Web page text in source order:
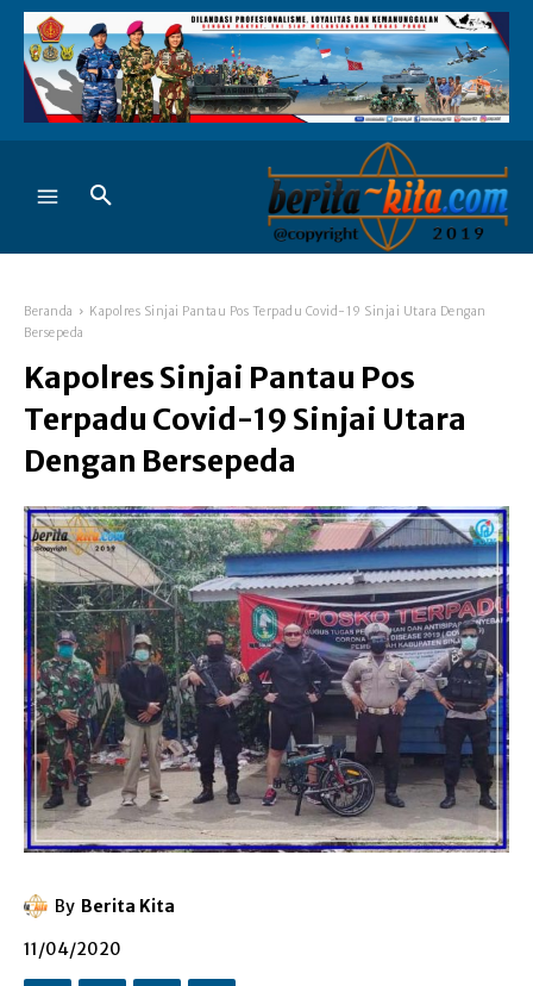
Beranda
Kapolres Sinjai Pantau Pos Terpadu Covid-19 Sinjai Utara Dengan
Bersepeda
Kapolres Sinjai Pantau Pos
Terpadu Covid-19 Sinjai Utara
Dengan Bersepeda
By Berita Kita
11/04/2020